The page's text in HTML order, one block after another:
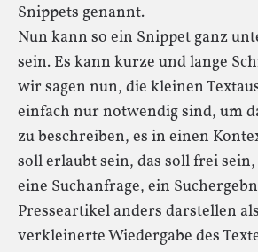
Snippets genannt.
Nun kann so ein Snippet ganz
sein. Es kann kurze und lange
wir sagen nun, die kleinen
einfach nur notwendig sind, um
zu beschreiben, es in einen
soll erlaubt sein, das soll frei
eine Suchanfrage, ein
Presseartikel anders darstellen
verkleinerte Wiedergabe des